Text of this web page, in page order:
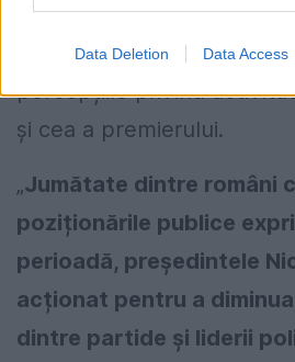
Data Deletion Data Access
Ștefureac, a comentat
cercetării și a evidențiat
percepțiile privind
și cea a premierului.
„Jumătate dintre români
poziționările publice
perioadă, președintele
acționat pentru a
dintre partide și liderii